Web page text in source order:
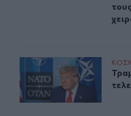
Τραμπ: Ο πόλεμος με το